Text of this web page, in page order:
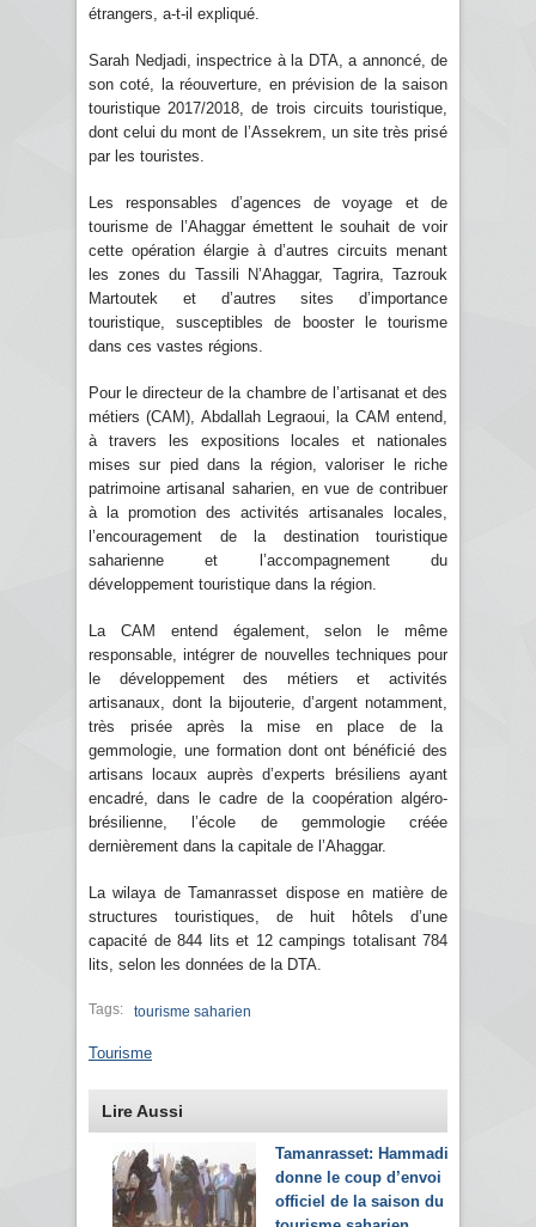
étrangers, a-t-il expliqué.
Sarah Nedjadi, inspectrice à la DTA, a annoncé, de
son coté, la réouverture, en prévision de la saison
touristique 2017/2018, de trois circuits touristique,
dont celui du mont de l’Assekrem, un site très prisé
par les touristes.
Les responsables d’agences de voyage et de
tourisme de l’Ahaggar émettent le souhait de voir
cette opération élargie à d’autres circuits menant
les zones du Tassili N’Ahaggar, Tagrira, Tazrouk
Martoutek et d’autres sites d’importance
touristique, susceptibles de booster le tourisme
dans ces vastes régions.
Pour le directeur de la chambre de l’artisanat et des
métiers (CAM), Abdallah Legraoui, la CAM entend,
à travers les expositions locales et nationales
mises sur pied dans la région, valoriser le riche
patrimoine artisanal saharien, en vue de contribuer
à la promotion des activités artisanales locales,
l’encouragement de la destination touristique
saharienne et l’accompagnement du
développement touristique dans la région.
La CAM entend également, selon le même
responsable, intégrer de nouvelles techniques pour
le développement des métiers et activités
artisanaux, dont la bijouterie, d’argent notamment,
très prisée après la mise en place de la
gemmologie, une formation dont ont bénéficié des
artisans locaux auprès d’experts brésiliens ayant
encadré, dans le cadre de la coopération algéro-
brésilienne, l’école de gemmologie créée
dernièrement dans la capitale de l’Ahaggar.
La wilaya de Tamanrasset dispose en matière de
structures touristiques, de huit hôtels d’une
capacité de 844 lits et 12 campings totalisant 784
lits, selon les données de la DTA.
Tags: tourisme saharien
Tourisme
Lire Aussi
Tamanrasset: Hammadi
donne le coup d’envoi
officiel de la saison du